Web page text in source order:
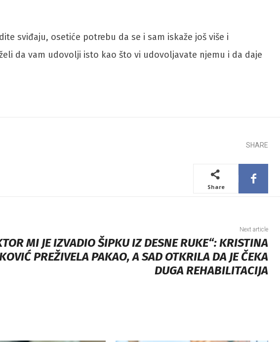
sviđaju, osetiće potrebu da se i sam iskaže još više i
da vam udovolji isto kao što vi udovoljavate njemu i da daje
SHARE
Share
Next article
MI JE IZVADIO ŠIPKU IZ DESNE RUKE“: KRISTINA
PREŽIVELA PAKAO, A SAD OTKRILA DA JE ČEKA
DUGA REHABILITACIJA